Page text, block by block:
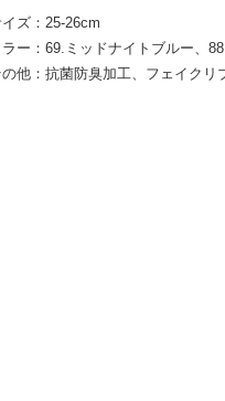
ズ：25-26cm
ラー：69.ミッドナイトブルー、
の他：抗菌防臭加工、フェイクリ